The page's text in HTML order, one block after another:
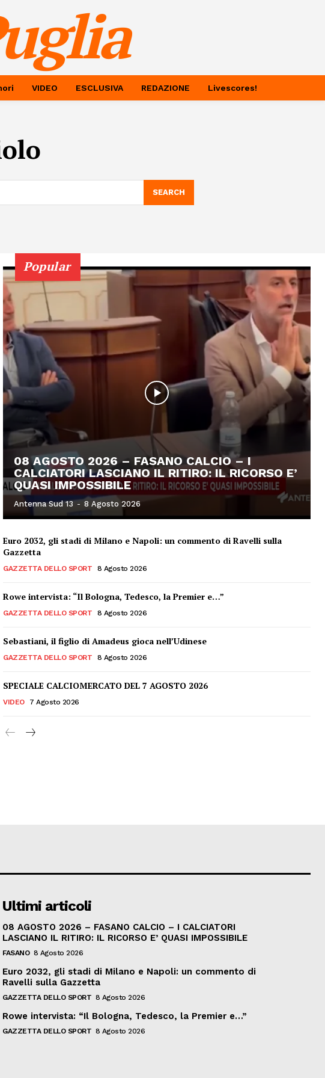
VIDEO ESCLUSIVA REDAZIONE Livescores!
SEARCH
Popular
08 AGOSTO 2026 – FASANO CALCIO – I
CALCIATORI LASCIANO IL RITIRO: IL RICORSO E’
QUASI IMPOSSIBILE
Antenna Sud 13 - 8 Agosto 2026
Euro 2032, gli stadi di Milano e Napoli: un commento di Ravelli sulla
Gazzetta
GAZZETTA DELLO SPORT 8 Agosto 2026
Rowe intervista: “Il Bologna, Tedesco, la Premier e…”
GAZZETTA DELLO SPORT 8 Agosto 2026
Sebastiani, il figlio di Amadeus gioca nell’Udinese
GAZZETTA DELLO SPORT 8 Agosto 2026
SPECIALE CALCIOMERCATO DEL 7 AGOSTO 2026
VIDEO 7 Agosto 2026
Ultimi articoli
08 AGOSTO 2026 – FASANO CALCIO – I CALCIATORI
LASCIANO IL RITIRO: IL RICORSO E’ QUASI IMPOSSIBILE
FASANO 8 Agosto 2026
Euro 2032, gli stadi di Milano e Napoli: un commento di
Ravelli sulla Gazzetta
GAZZETTA DELLO SPORT 8 Agosto 2026
Rowe intervista: “Il Bologna, Tedesco, la Premier e…”
GAZZETTA DELLO SPORT 8 Agosto 2026